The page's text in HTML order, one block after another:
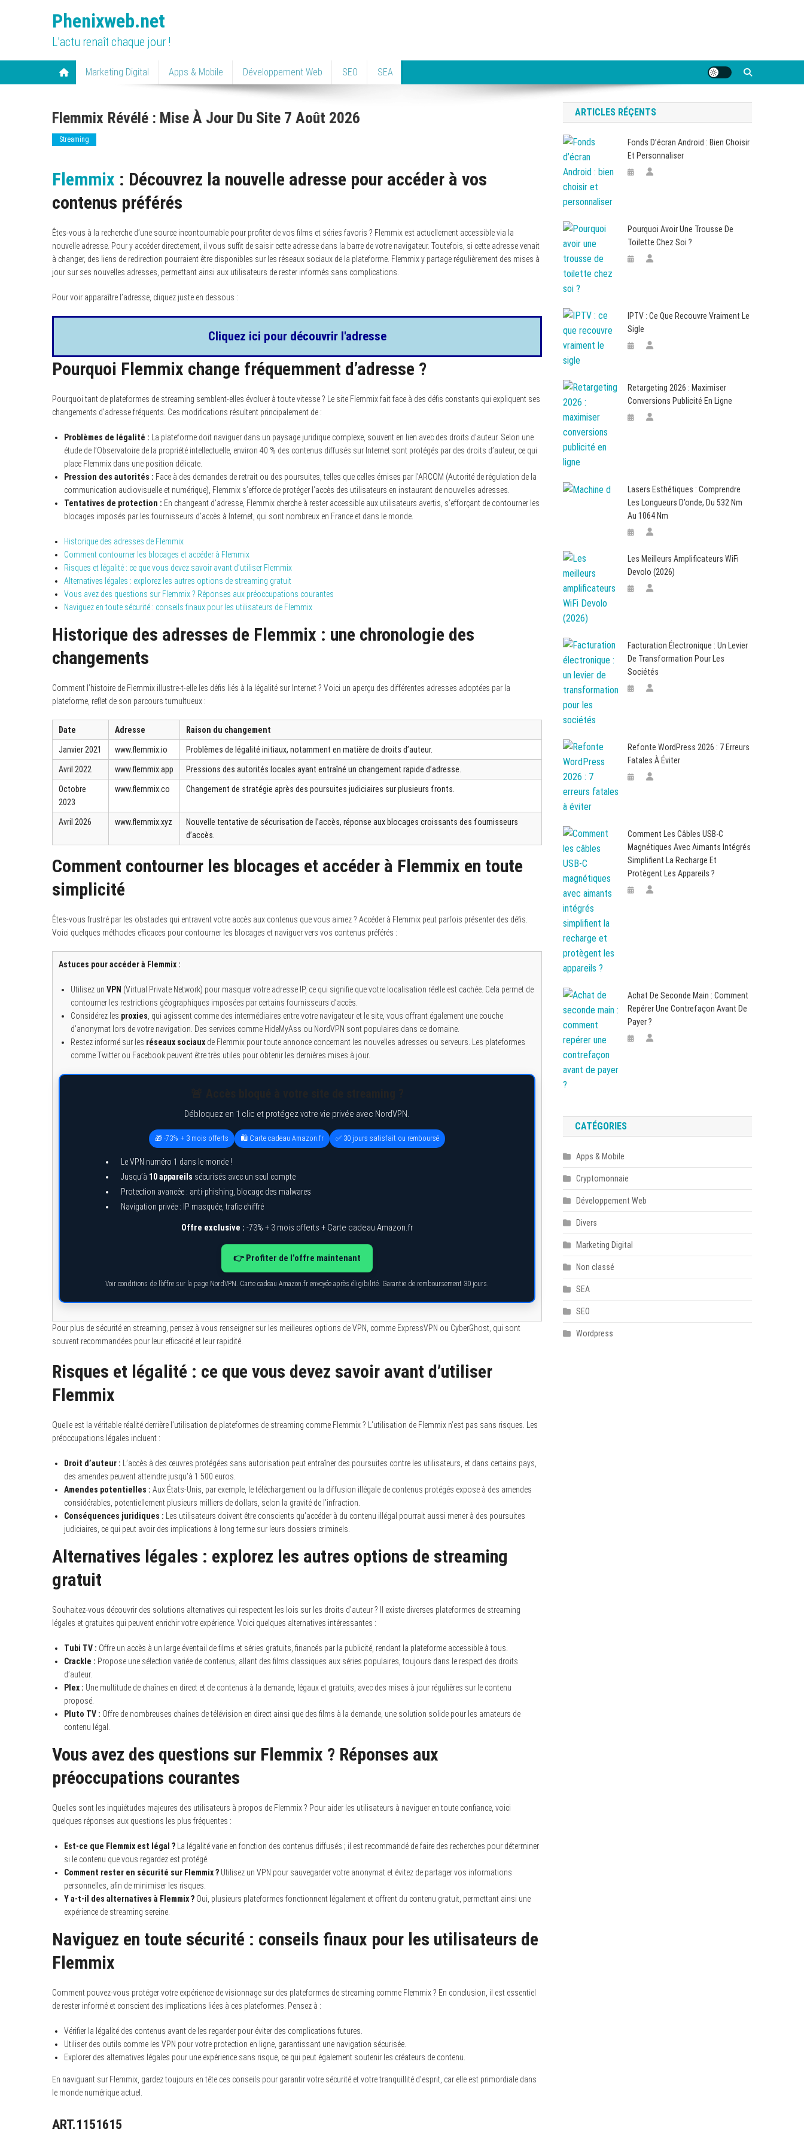
Phenixweb.net
L’actu renaît chaque jour !
Marketing Digital Apps & Mobile Développement Web SEO SEA
Flemmix Révélé : Mise À Jour Du Site 7 Août 2026
Streaming
Flemmix : Découvrez la nouvelle adresse pour accéder à vos
contenus préférés
Êtes-vous à la recherche d’une source incontournable pour profiter de vos films et séries favoris ? Flemmix est actuellement accessible via la
nouvelle adresse. Pour y accéder directement, il vous suffit de saisir cette adresse dans la barre de votre navigateur. Toutefois, si cette adresse venait
à changer, des liens de redirection pourraient être disponibles sur les réseaux sociaux de la plateforme. Flemmix y partage régulièrement des mises à
jour sur ses nouvelles adresses, permettant ainsi aux utilisateurs de rester informés sans complications.
Pour voir apparaître l’adresse, cliquez juste en dessous :
Cliquez ici pour découvrir l'adresse
Pourquoi Flemmix change fréquemment d’adresse ?
Pourquoi tant de plateformes de streaming semblent-elles évoluer à toute vitesse ? Le site Flemmix fait face à des défis constants qui expliquent ses
changements d’adresse fréquents. Ces modifications résultent principalement de :
Problèmes de légalité : La plateforme doit naviguer dans un paysage juridique complexe, souvent en lien avec des droits d’auteur. Selon une
étude de l’Observatoire de la propriété intellectuelle, environ 40 % des contenus diffusés sur Internet sont protégés par des droits d’auteur, ce qui
place Flemmix dans une position délicate.
Pression des autorités : Face à des demandes de retrait ou des poursuites, telles que celles émises par l’ARCOM (Autorité de régulation de la
communication audiovisuelle et numérique), Flemmix s’efforce de protéger l’accès des utilisateurs en instaurant de nouvelles adresses.
Tentatives de protection : En changeant d’adresse, Flemmix cherche à rester accessible aux utilisateurs avertis, s’efforçant de contourner les
blocages imposés par les fournisseurs d’accès à Internet, qui sont nombreux en France et dans le monde.
Historique des adresses de Flemmix
Comment contourner les blocages et accéder à Flemmix
Risques et légalité : ce que vous devez savoir avant d’utiliser Flemmix
Alternatives légales : explorez les autres options de streaming gratuit
Vous avez des questions sur Flemmix ? Réponses aux préoccupations courantes
Naviguez en toute sécurité : conseils finaux pour les utilisateurs de Flemmix
Historique des adresses de Flemmix : une chronologie des
changements
Comment l’histoire de Flemmix illustre-t-elle les défis liés à la légalité sur Internet ? Voici un aperçu des différentes adresses adoptées par la
plateforme, reflet de son parcours tumultueux :
Date Adresse Raison du changement
Janvier 2021 www.flemmix.io Problèmes de légalité initiaux, notamment en matière de droits d’auteur.
Avril 2022 www.flemmix.app Pressions des autorités locales ayant entraîné un changement rapide d’adresse.
Octobre
2023
www.flemmix.co Changement de stratégie après des poursuites judiciaires sur plusieurs fronts.
Avril 2026 www.flemmix.xyz
Nouvelle tentative de sécurisation de l’accès, réponse aux blocages croissants des fournisseurs
d’accès.
Comment contourner les blocages et accéder à Flemmix en toute
simplicité
Êtes-vous frustré par les obstacles qui entravent votre accès aux contenus que vous aimez ? Accéder à Flemmix peut parfois présenter des défis.
Voici quelques méthodes efficaces pour contourner les blocages et naviguer vers vos contenus préférés :
Astuces pour accéder à Flemmix :
Utilisez un VPN (Virtual Private Network) pour masquer votre adresse IP, ce qui signifie que votre localisation réelle est cachée. Cela permet de
contourner les restrictions géographiques imposées par certains fournisseurs d’accès.
Considérez les proxies , qui agissent comme des intermédiaires entre votre navigateur et le site, vous offrant également une couche
d’anonymat lors de votre navigation. Des services comme HideMyAss ou NordVPN sont populaires dans ce domaine.
Restez informé sur les réseaux sociaux de Flemmix pour toute annonce concernant les nouvelles adresses ou serveurs. Les plateformes
comme Twitter ou Facebook peuvent être très utiles pour obtenir les dernières mises à jour.
Débloquez en 1 clic et protégez votre vie privée avec NordVPN.
🎁 -73% + 3 mois offerts 🛍️ Carte cadeau Amazon.fr ✅ 30 jours satisfait ou remboursé
Le VPN numéro 1 dans le monde !
Jusqu’à 10 appareils sécurisés avec un seul compte
Protection avancée : anti-phishing, blocage des malwares
Navigation privée : IP masquée, trafic chiffré
Offre exclusive : -73% + 3 mois offerts + Carte cadeau Amazon.fr
👉 Profiter de l’offre maintenant
Voir conditions de l’offre sur la page NordVPN. Carte cadeau Amazon.fr envoyée après éligibilité. Garantie de remboursement 30 jours.
Pour plus de sécurité en streaming, pensez à vous renseigner sur les meilleures options de VPN, comme ExpressVPN ou CyberGhost, qui sont
souvent recommandées pour leur efficacité et leur rapidité.
Risques et légalité : ce que vous devez savoir avant d’utiliser
Flemmix
Quelle est la véritable réalité derrière l’utilisation de plateformes de streaming comme Flemmix ? L’utilisation de Flemmix n’est pas sans risques. Les
préoccupations légales incluent :
Droit d’auteur : L’accès à des œuvres protégées sans autorisation peut entraîner des poursuites contre les utilisateurs, et dans certains pays,
des amendes peuvent atteindre jusqu’à 1 500 euros.
Amendes potentielles : Aux États-Unis, par exemple, le téléchargement ou la diffusion illégale de contenus protégés expose à des amendes
considérables, potentiellement plusieurs milliers de dollars, selon la gravité de l’infraction.
Conséquences juridiques : Les utilisateurs doivent être conscients qu’accéder à du contenu illégal pourrait aussi mener à des poursuites
judiciaires, ce qui peut avoir des implications à long terme sur leurs dossiers criminels.
Alternatives légales : explorez les autres options de streaming
gratuit
Souhaitez-vous découvrir des solutions alternatives qui respectent les lois sur les droits d’auteur ? Il existe diverses plateformes de streaming
légales et gratuites qui peuvent enrichir votre expérience. Voici quelques alternatives intéressantes :
Tubi TV : Offre un accès à un large éventail de films et séries gratuits, financés par la publicité, rendant la plateforme accessible à tous.
Crackle : Propose une sélection variée de contenus, allant des films classiques aux séries populaires, toujours dans le respect des droits
d’auteur.
Plex : Une multitude de chaînes en direct et de contenus à la demande, légaux et gratuits, avec des mises à jour régulières sur le contenu
proposé.
Pluto TV : Offre de nombreuses chaînes de télévision en direct ainsi que des films à la demande, une solution solide pour les amateurs de
contenu légal.
Vous avez des questions sur Flemmix ? Réponses aux
préoccupations courantes
Quelles sont les inquiétudes majeures des utilisateurs à propos de Flemmix ? Pour aider les utilisateurs à naviguer en toute confiance, voici
quelques réponses aux questions les plus fréquentes :
Est-ce que Flemmix est légal ? La légalité varie en fonction des contenus diffusés ; il est recommandé de faire des recherches pour déterminer
si le contenu que vous regardez est protégé.
Comment rester en sécurité sur Flemmix ? Utilisez un VPN pour sauvegarder votre anonymat et évitez de partager vos informations
personnelles, afin de minimiser les risques.
Y a-t-il des alternatives à Flemmix ? Oui, plusieurs plateformes fonctionnent légalement et offrent du contenu gratuit, permettant ainsi une
expérience de streaming sereine.
Naviguez en toute sécurité : conseils finaux pour les utilisateurs de
Flemmix
Comment pouvez-vous protéger votre expérience de visionnage sur des plateformes de streaming comme Flemmix ? En conclusion, il est essentiel
de rester informé et conscient des implications liées à ces plateformes. Pensez à :
Vérifier la légalité des contenus avant de les regarder pour éviter des complications futures.
Utiliser des outils comme les VPN pour votre protection en ligne, garantissant une navigation sécurisée.
Explorer des alternatives légales pour une expérience sans risque, ce qui peut également soutenir les créateurs de contenu.
En naviguant sur Flemmix, gardez toujours en tête ces conseils pour garantir votre sécurité et votre tranquillité d’esprit, car elle est primordiale dans
le monde numérique actuel.
ART.1151615
ARTICLES RÉÇENTS
Fonds D’écran Android : Bien Choisir
Et Personnaliser
Pourquoi Avoir Une Trousse De
Toilette Chez Soi ?
IPTV : Ce Que Recouvre Vraiment Le
Sigle
Retargeting 2026 : Maximiser
Conversions Publicité En Ligne
Lasers Esthétiques : Comprendre
Les Longueurs D’onde, Du 532 Nm
Au 1064 Nm
Les Meilleurs Amplificateurs WiFi
Devolo (2026)
Facturation Électronique : Un Levier
De Transformation Pour Les
Sociétés
Refonte WordPress 2026 : 7 Erreurs
Fatales À Éviter
Comment Les Câbles USB-C
Magnétiques Avec Aimants Intégrés
Simplifient La Recharge Et
Protègent Les Appareils ?
Achat De Seconde Main : Comment
Repérer Une Contrefaçon Avant De
Payer ?
CATÉGORIES
Apps & Mobile
Cryptomonnaie
Développement Web
Divers
Marketing Digital
Non classé
SEA
SEO
Wordpress